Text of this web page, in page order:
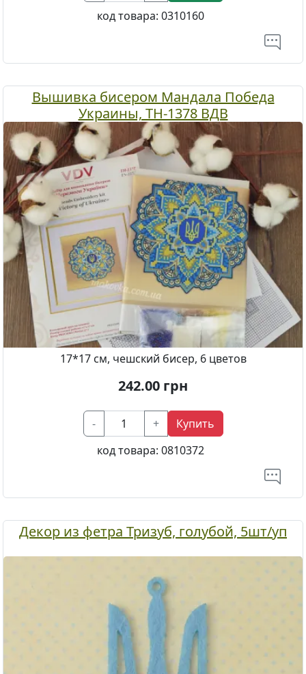
код товара: 0310160
Вышивка бисером Мандала Победа
Украины, ТН-1378 ВДВ
17*17 см, чешский бисер, 6 цветов
242.00 грн
- +
Купить
код товара: 0810372
Декор из фетра Тризуб, голубой, 5шт/уп